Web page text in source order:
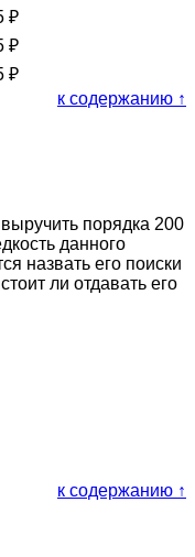
₽
₽
₽
к содержанию ↑
порядка 200
данного
назвать его поиски
ли отдавать его
к содержанию ↑